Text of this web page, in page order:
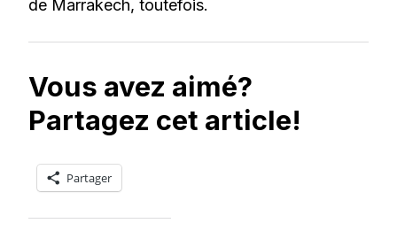
de Marrakech, toutefois.
Vous avez aimé?
Partagez cet article!
Partager